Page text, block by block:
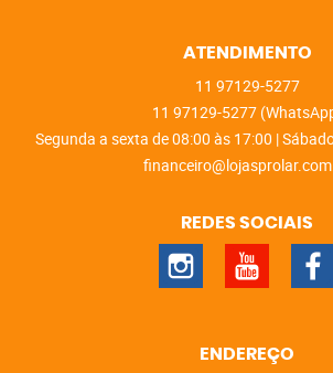
ATENDIMENTO
11 97129-5277
11 97129-5277
Segunda a sexta de 08:00 às 17:00 |
REDES SOCIAIS
ENDEREÇO